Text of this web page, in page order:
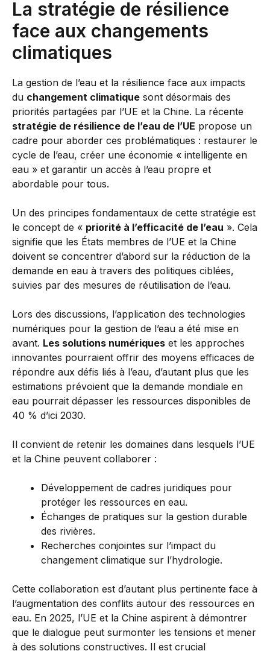
La stratégie de résilience
face aux changements
climatiques
La gestion de l’eau et la résilience face aux impacts
du changement climatique sont désormais des
priorités partagées par l’UE et la Chine. La récente
stratégie de résilience de l’eau de l’UE propose un
cadre pour aborder ces problématiques : restaurer le
cycle de l’eau, créer une économie « intelligente en
eau » et garantir un accès à l’eau propre et
abordable pour tous.
Un des principes fondamentaux de cette stratégie est
le concept de « priorité à l’efficacité de l’eau ». Cela
signifie que les États membres de l’UE et la Chine
doivent se concentrer d’abord sur la réduction de la
demande en eau à travers des politiques ciblées,
suivies par des mesures de réutilisation de l’eau.
Lors des discussions, l’application des technologies
numériques pour la gestion de l’eau a été mise en
avant. Les solutions numériques et les approches
innovantes pourraient offrir des moyens efficaces de
répondre aux défis liés à l’eau, d’autant plus que les
estimations prévoient que la demande mondiale en
eau pourrait dépasser les ressources disponibles de
40 % d’ici 2030.
Il convient de retenir les domaines dans lesquels l’UE
et la Chine peuvent collaborer :
Développement de cadres juridiques pour
protéger les ressources en eau.
Échanges de pratiques sur la gestion durable
des rivières.
Recherches conjointes sur l’impact du
changement climatique sur l’hydrologie.
Cette collaboration est d’autant plus pertinente face à
l’augmentation des conflits autour des ressources en
eau. En 2025, l’UE et la Chine aspirent à démontrer
que le dialogue peut surmonter les tensions et mener
à des solutions constructives. Il est crucial